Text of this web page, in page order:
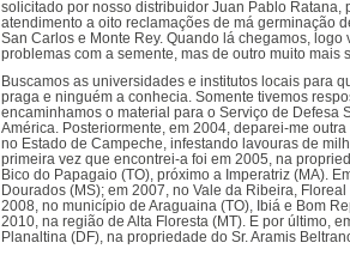
solicitado por nosso distribuidor Juan Pablo Ratana,
atendimento a oito reclamações de má germinação
San Carlos e Monte Rey. Quando lá chegamos, logo
problemas com a semente, mas de outro muito mais
Buscamos as universidades e institutos locais para
praga e ninguém a conhecia. Somente tivemos
encaminhamos o material para o Serviço de Defesa
América. Posteriormente, em 2004, deparei-me
no Estado de Campeche, infestando lavouras de
primeira vez que encontrei-a foi em 2005, na
Bico do Papagaio (TO), próximo a Imperatriz (MA).
Dourados (MS); em 2007, no Vale da Ribeira,
2008, no município de Araguaina (TO), Ibiá e Bom
2010, na região de Alta Floresta (MT). E por último,
Planaltina (DF), na propriedade do Sr. Aramis